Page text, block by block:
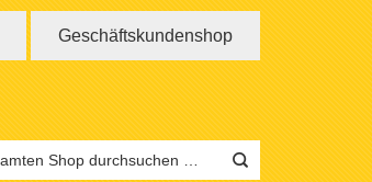
Geschäftskundenshop